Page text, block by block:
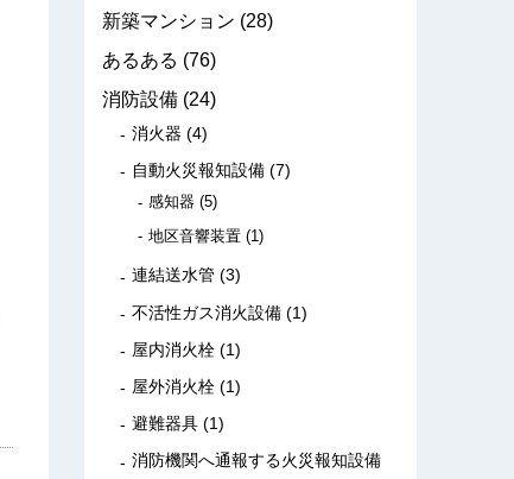
新築マンション (28)
あるある (76)
消防設備 (24)
消火器 (4)
自動火災報知設備 (7)
感知器 (5)
地区音響装置 (1)
連結送水管 (3)
不活性ガス消火設備 (1)
屋内消火栓 (1)
屋外消火栓 (1)
避難器具 (1)
消防機関へ通報する火災報知設備